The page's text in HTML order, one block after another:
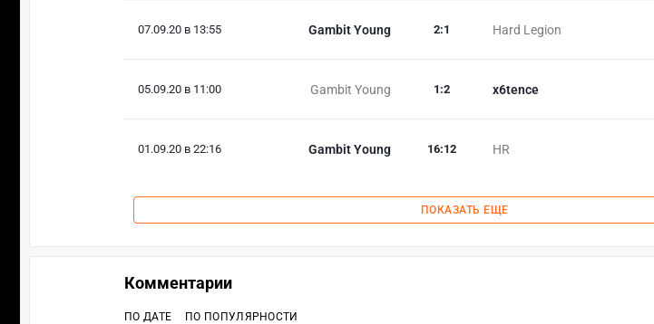
07.09.20 в 13:55 Gambit Young Hard Legion
2:1
05.09.20 в 11:00 Gambit Young x6tence
1 :2
01.09.20 в 22:16 Gambit Young HR
16:12
ПОКАЗАТЬ ЕЩЕ
Комментарии
ПО ДАТЕ ПО ПОПУЛЯРНОСТИ